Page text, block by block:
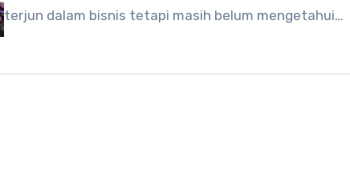
terjun dalam bisnis tetapi masih belum mengetahui…